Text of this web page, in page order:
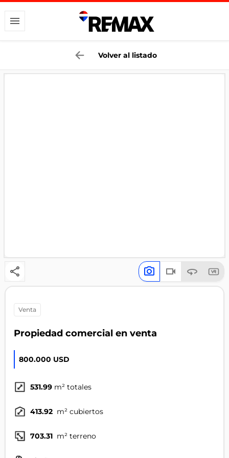
Volver al listado
venta
Propiedad comercial en venta
800.000 USD
531.99 m² totales
413.92 m² cubiertos
703.31 m² terreno